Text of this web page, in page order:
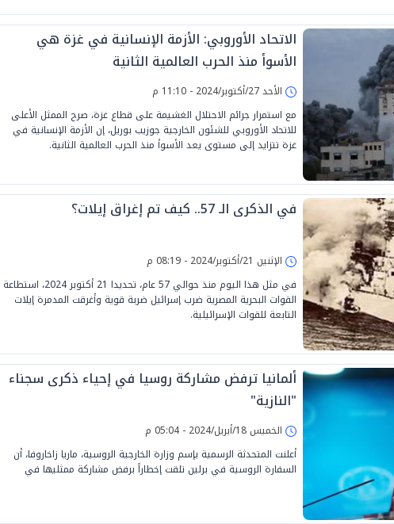
الاتحاد الأوروبي: الأزمة الإنسانية في غزة هي
الأسوأ منذ الحرب العالمية الثانية
الأحد 27/أكتوبر/2024 - 11:10 م
مع استمرار جرائم الاحتلال الغشيمة على قطاع غزة، صرح الممثل الأعلى
للاتحاد الأوروبي للشئون الخارجية جوزيب بوريل، إن الأزمة الإنسانية في
غزة تتزايد إلى مستوى يعد الأسوأ منذ الحرب العالمية الثانية.
في الذكرى الـ 57.. كيف تم إغراق إيلات؟
الإثنين 21/أكتوبر/2024 - 08:19 م
في مثل هذا اليوم منذ حوالي 57 عام، تحديدا 21 أكتوبر 2024، استطاعة
القوات البحرية المصرية ضرب إسرائيل ضربة قوية وأغرقت المدمرة إيلات
التابعة للقوات الإسرائيلية.
ألمانيا ترفض مشاركة روسيا في إحياء ذكرى سجناء
"النازية"
الخميس 18/أبريل/2024 - 05:04 م
أعلنت المتحدثة الرسمية بإسم وزارة الخارجية الروسية، ماريا زاخاروفا، أن
السفارة الروسية في برلين تلقت إخطاراً برفض مشاركة ممثليها في